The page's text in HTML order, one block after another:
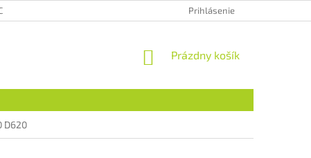
OSOBNÝCH ÚDAJOV HODNOTENIE OBCHODU
Prihlásenie
NÁKUPNÝ
Prázdny košík
D620